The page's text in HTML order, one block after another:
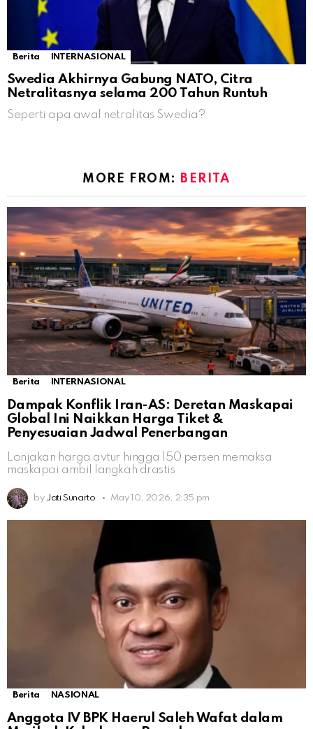
Berita INTERNASIONAL
Swedia Akhirnya Gabung NATO, Citra
Netralitasnya selama 200 Tahun Runtuh
Seperti apa awal netralitas Swedia?
MORE FROM: BERITA
Berita INTERNASIONAL
Dampak Konflik Iran-AS: Deretan Maskapai
Global Ini Naikkan Harga Tiket &
Penyesuaian Jadwal Penerbangan
Lonjakan harga avtur hingga 150 persen memaksa
maskapai ambil langkah drastis
by Jati Sunarto May 10, 2026, 2:35 pm
Berita NASIONAL
Anggota IV BPK Haerul Saleh Wafat dalam